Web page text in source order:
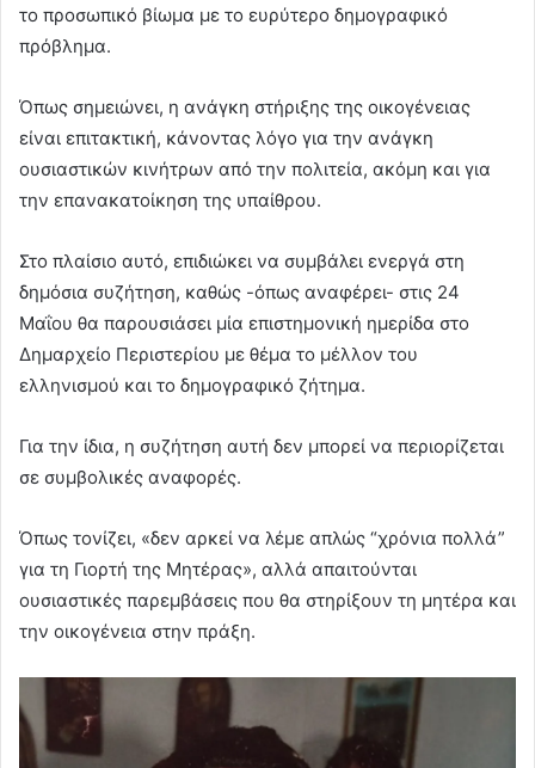
το προσωπικό βίωμα με το ευρύτερο δημογραφικό
πρόβλημα.
Όπως σημειώνει, η ανάγκη στήριξης της οικογένειας
είναι επιτακτική, κάνοντας λόγο για την ανάγκη
ουσιαστικών κινήτρων από την πολιτεία, ακόμη και για
την επανακατοίκηση της υπαίθρου.
Στο πλαίσιο αυτό, επιδιώκει να συμβάλει ενεργά στη
δημόσια συζήτηση, καθώς -όπως αναφέρει- στις 24
Μαΐου θα παρουσιάσει μία επιστημονική ημερίδα στο
Δημαρχείο Περιστερίου με θέμα το μέλλον του
ελληνισμού και το δημογραφικό ζήτημα.
Για την ίδια, η συζήτηση αυτή δεν μπορεί να περιορίζεται
σε συμβολικές αναφορές.
Όπως τονίζει, «δεν αρκεί να λέμε απλώς “χρόνια πολλά”
για τη Γιορτή της Μητέρας», αλλά απαιτούνται
ουσιαστικές παρεμβάσεις που θα στηρίξουν τη μητέρα και
την οικογένεια στην πράξη.